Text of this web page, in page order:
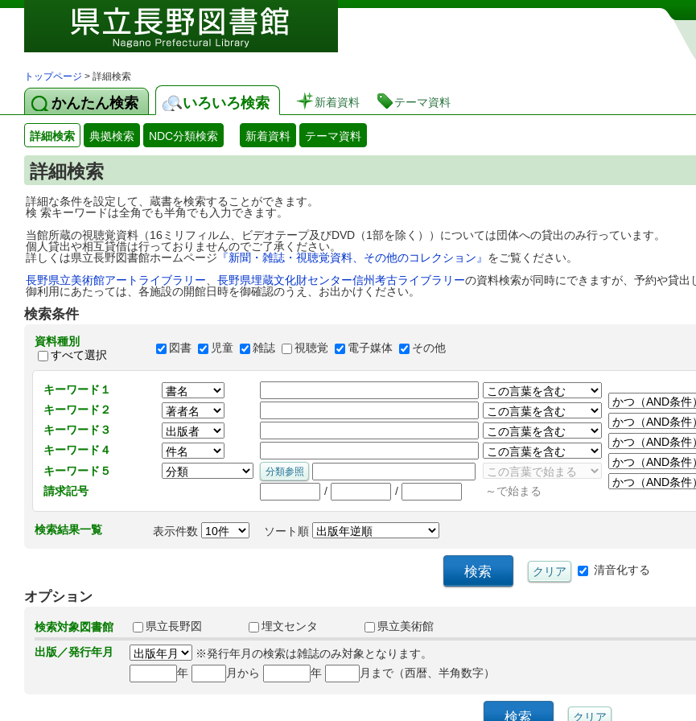
図書館 蔵書検索・予約システム
トップページ > 詳細検索
かんたん検索 いろいろ検索 新着資料 テーマ資料
詳細検索 典拠検索 NDC分類検索 新着資料 テーマ資料
詳細検索
詳細な条件を設定して、蔵書を検索することができます。
検 索キーワードは全角でも半角でも入力できます。
当館所蔵の視聴覚資料（16ミリフィルム、ビデオテープ及びDVD（1部を除く））については団体への貸出のみ行っています。
個人貸出や相互貸借は行っておりませんのでご了承ください。
詳しくは県立長野図書館ホームページ 『新聞・雑誌・視聴覚資料、その他のコレクション』 をご覧ください。
長野県立美術館アートライブラリー
長野県埋蔵文化財センター信州考古ライブラリーの資料検索が同時にできますが、予約や貸出
御利用にあたっては、各施設の開館日時を御確認のうえ、お出かけください。
検索条件
資料種別
すべて選択
図書 児童 雑誌 視聴覚 電子媒体 その他
キーワード１
キーワード２
キーワード３
キーワード４
キーワード５
請求記号
/ / ～で始まる
検索結果一覧 表示件数 ソート順
清音化する
オプション
検索対象図書館 県立長野図 埋文センタ
県立美術館
出版／発行年月
※発行年月の検索は雑誌のみ対象となります。
年
月から 年 月まで（西暦、半角数字）